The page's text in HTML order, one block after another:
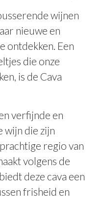
wijnen
nieuwe en
ontdekken. Een
die onze
is de Cava
verfijnde en
wijn die zijn
regio van
volgens de
deze cava een
frisheid en